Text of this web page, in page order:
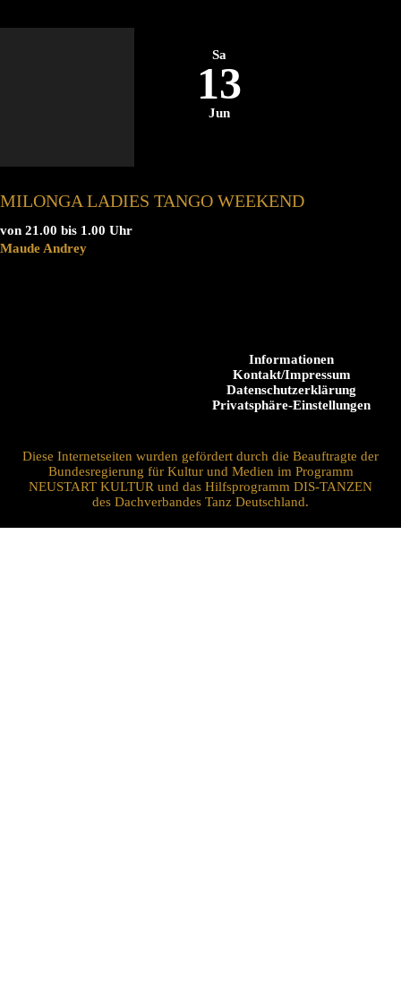
Sa
13
Jun
MILONGA LADIES TANGO WEEKEND
von 21.00 bis 1.00 Uhr
Maude Andrey
Informationen
Kontakt/Impressum
Datenschutzerklärung
Privatsphäre-Einstellungen
Diese Internetseiten wurden gefördert durch die Beauftragte der
Bundesregierung für Kultur und Medien im Programm
NEUSTART KULTUR und das Hilfsprogramm DIS-TANZEN
des Dachverbandes Tanz Deutschland.